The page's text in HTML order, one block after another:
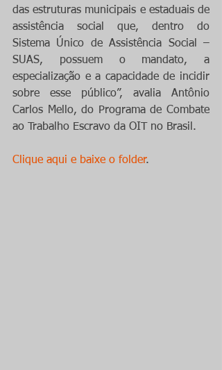
das estruturas municipais e estaduais de
assistência social que, dentro do
Sistema Único de Assistência Social –
SUAS, possuem o mandato, a
especialização e a capacidade de incidir
sobre esse público”, avalia Antônio
Carlos Mello, do Programa de Combate
ao Trabalho Escravo da OIT no Brasil.
Clique aqui e baixe o folder.